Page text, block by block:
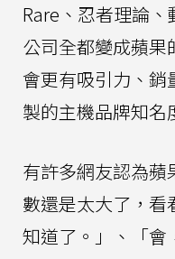
Rare、忍者理論
公司全都變成蘋果
會更有吸引力、銷
製的主機品牌知名
有許多網友認為蘋
數還是太大了，看
知道了。」、「會